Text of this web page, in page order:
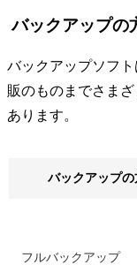
バックアップの
バックアップソフ
販のものまでさま
あります。
バックアップの
フルバックアップ